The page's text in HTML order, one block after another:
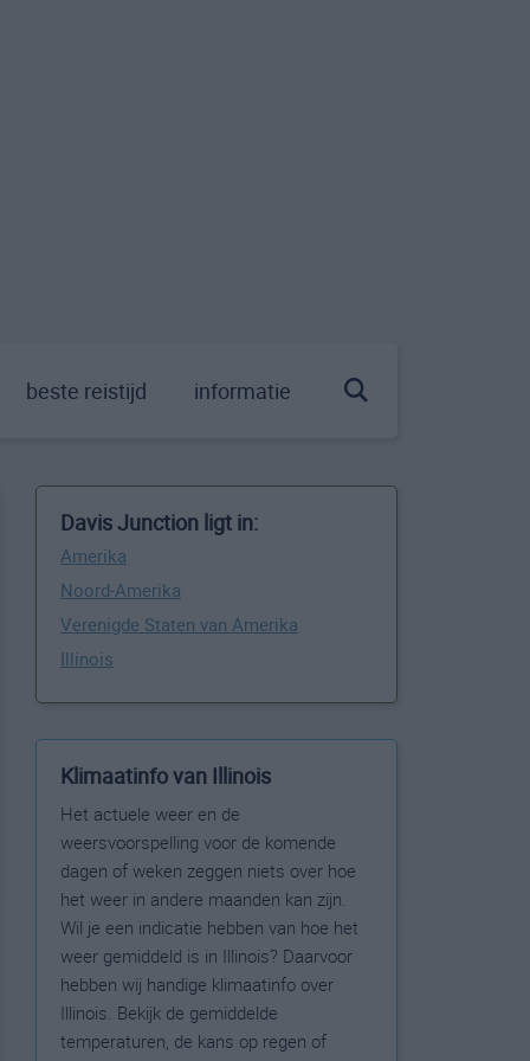
beste reistijd informatie
Davis Junction ligt in:
Amerika
Noord-Amerika
Verenigde Staten van Amerika
Illinois
Klimaatinfo van Illinois
Het actuele weer en de
weersvoorspelling voor de komende
dagen of weken zeggen niets over hoe
het weer in andere maanden kan zijn.
Wil je een indicatie hebben van hoe het
weer gemiddeld is in Illinois? Daarvoor
hebben wij handige klimaatinfo over
Illinois. Bekijk de gemiddelde
temperaturen, de kans op regen of